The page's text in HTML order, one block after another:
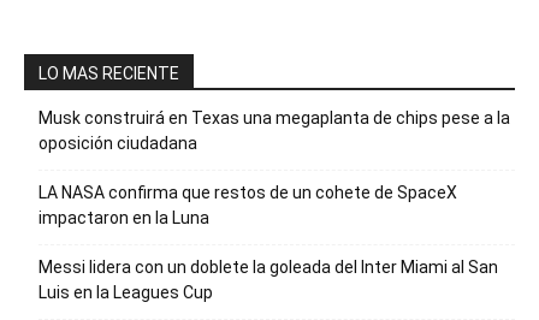
LO MAS RECIENTE
Musk construirá en Texas una megaplanta de chips pese a la
oposición ciudadana
LA NASA confirma que restos de un cohete de SpaceX
impactaron en la Luna
Messi lidera con un doblete la goleada del Inter Miami al San
Luis en la Leagues Cup